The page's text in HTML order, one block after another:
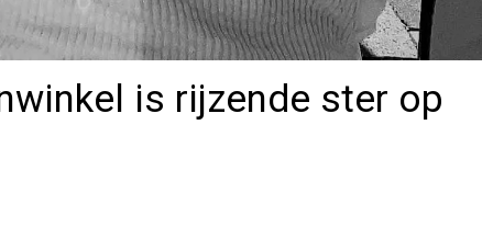
is rijzende ster op